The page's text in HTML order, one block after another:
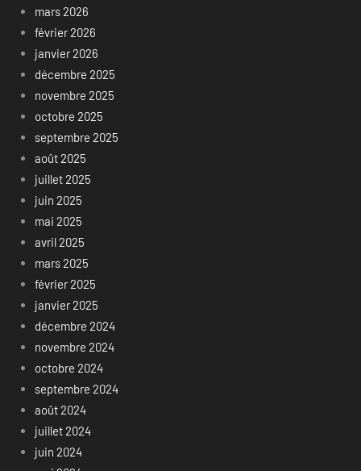
mars 2026
février 2026
janvier 2026
décembre 2025
novembre 2025
octobre 2025
septembre 2025
août 2025
juillet 2025
juin 2025
mai 2025
avril 2025
mars 2025
février 2025
janvier 2025
décembre 2024
novembre 2024
octobre 2024
septembre 2024
août 2024
juillet 2024
juin 2024